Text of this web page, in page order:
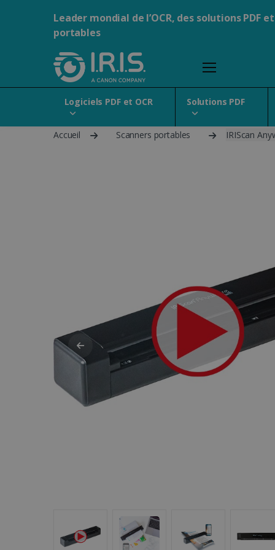
Leader mondial de l’OCR, des solutions PDF
portables
Logiciels PDF et OCR Solutions PDF
Accueil Scanners portables IRIScan